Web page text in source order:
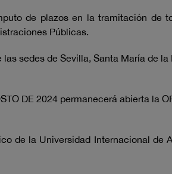
de plazos en la tramitación de
Públicas.
las sedes de Sevilla, Santa María de
DE 2024 permanecerá abierta la
de la Universidad Internacional de